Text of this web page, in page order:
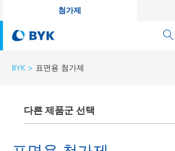
첨가제
BYK 표면용 첨가제
다른 제품군 선택